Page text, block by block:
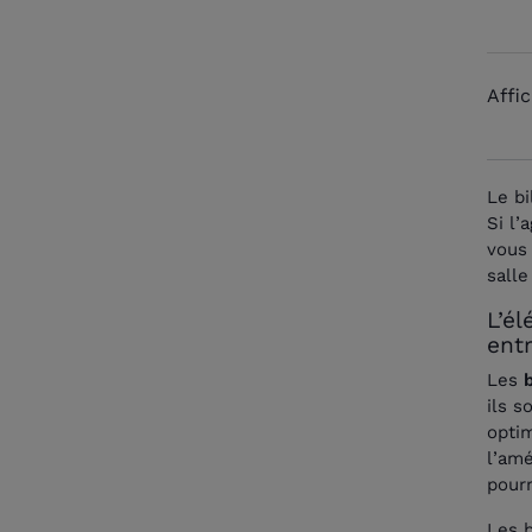
Le
Si
Les
ils